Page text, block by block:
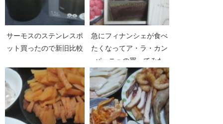
サーモスのステンレスポ
ット買ったので新旧比較
急にフィナンシェが食べ
たくなってア・ラ・カン
パーニュの買ってみた